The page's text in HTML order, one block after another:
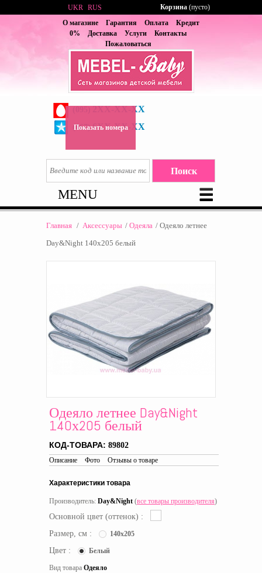
О магазине Гарантия Оплата
Кредит
0%
Доставка Услуги
Контакты
Пожаловаться
2XX-XX-XX
(067) 6XX-XX-XX
Показать номера
UKR RUS Корзина (пусто)
MENU
Главная / Аксессуары / Одеяла / Одеяло летнее
Day&Night 140х205 белый
Одеяло летнее Day&Night
140х205 белый
КОД-ТОВАРА: 89802
Описание Фото Отзывы о товаре
Характеристики товара
Производитель: Day&Night (все товары производителя)
Основной цвет (оттенок) :
Размер, см :
140x205
Цвет : Белый
Вид товара Одеяло